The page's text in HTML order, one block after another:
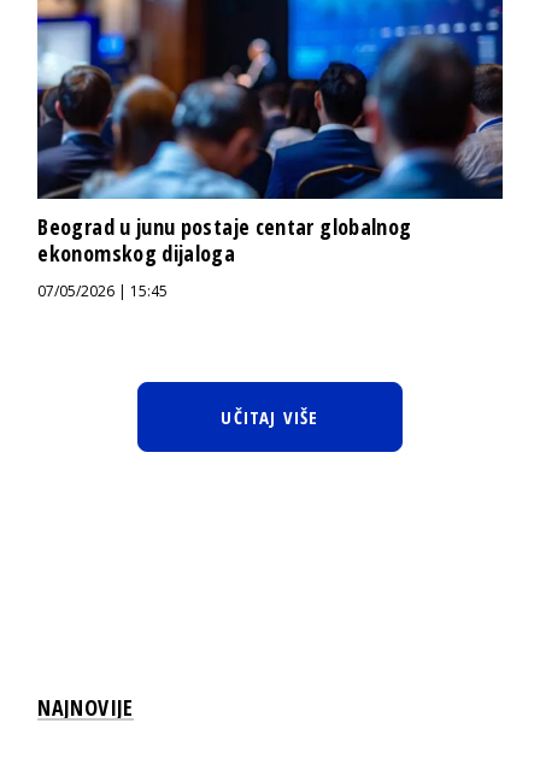
Beograd u junu postaje centar globalnog
ekonomskog dijaloga
07/05/2026 | 15:45
UČITAJ VIŠE
NAJNOVIJE